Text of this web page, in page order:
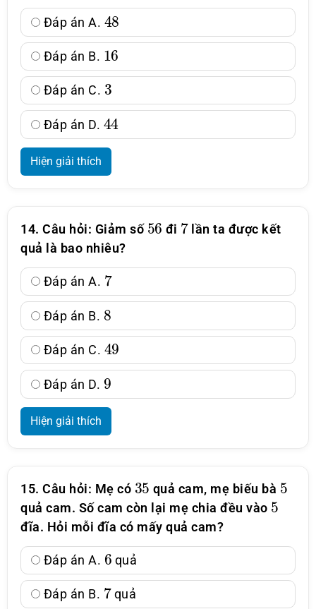
Đáp án A.
48
Đáp án B.
16
Đáp án C.
3
Đáp án D.
44
Hiện giải thích
14. Câu hỏi: Giảm số
56
đi
7
lần ta được kết
quả là bao nhiêu?
Đáp án A.
7
Đáp án B.
8
Đáp án C.
49
Đáp án D.
9
Hiện giải thích
15. Câu hỏi: Mẹ có
35
quả cam, mẹ biếu bà
5
quả cam. Số cam còn lại mẹ chia đều vào
5
đĩa. Hỏi mỗi đĩa có mấy quả cam?
Đáp án A.
6
quả
Đáp án B.
7
quả